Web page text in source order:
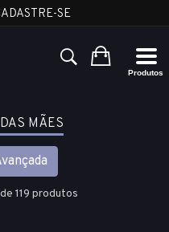
SE
MÃES
119 produtos